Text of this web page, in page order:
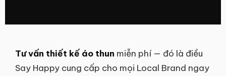
Tư vấn thiết kế áo thun miễn phí — đó là điều
Say Happy cung cấp cho mọi Local Brand ngay